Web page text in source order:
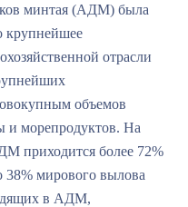
минтая (АДМ) была
крупнейшее
отрасли
объемов
и морепродуктов. На
приходится более 72%
38% мирового вылова
в АДМ,